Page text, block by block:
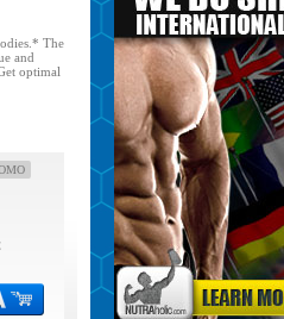
The
and
optimal